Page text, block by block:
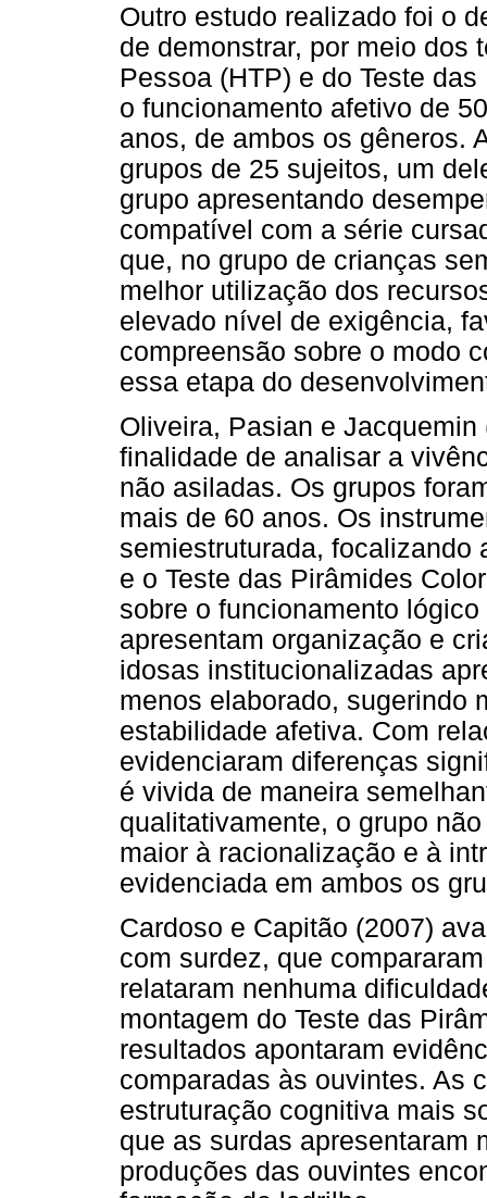
Outro estudo realizado foi o
de demonstrar, por meio dos
Pessoa (HTP) e do Teste
o funcionamento afetivo de
anos, de ambos os gêneros.
grupos de 25 sujeitos, um
grupo apresentando
compatível com a série
que, no grupo de crianças
melhor utilização dos
elevado nível de exigência,
compreensão sobre o modo
essa etapa do
Oliveira, Pasian e
finalidade de analisar a
não asiladas. Os grupos
mais de 60 anos. Os
semiestruturada, focalizando
e o Teste das Pirâmides
sobre o funcionamento
apresentam organização e
idosas institucionalizadas
menos elaborado, sugerindo
estabilidade afetiva. Com
evidenciaram diferenças
é vivida de maneira
qualitativamente, o grupo
maior à racionalização e à
evidenciada em ambos os
Cardoso e Capitão (2007)
com surdez, que
relataram nenhuma
montagem do Teste das
resultados apontaram
comparadas às ouvintes. As
estruturação cognitiva mais
que as surdas apresentaram
produções das ouvintes